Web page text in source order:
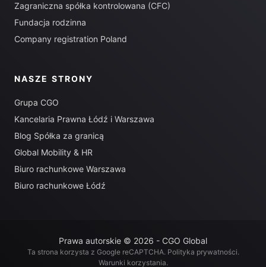
Zagraniczna spółka kontrolowana (CFC)
Fundacja rodzinna
Company registration Poland
NASZE STRONY
Grupa CGO
Kancelaria Prawna Łódź i Warszawa
Blog Spółka za granicą
Global Mobility & HR
Biuro rachunkowe Warszawa
Biuro rachunkowe Łódź
Prawa autorskie © 2026 - CGO Global
Ta strona korzysta z Google reCAPTCHA. Polityka prywatności.
Warunki korzystania.